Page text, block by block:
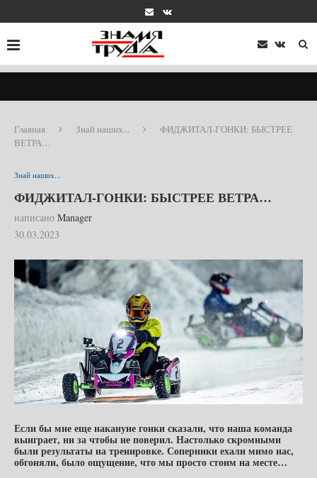
Главная Знай наших...
ФИДЖИТАЛ-ГОНКИ: БЫСТРЕЕ
ВЕТРА…
Знай наших...
ФИДЖИТАЛ-ГОНКИ: БЫСТРЕЕ ВЕТРА…
написано Manager
30.03.2023
Если бы мне еще накануне гонки сказали, что наша команда
выиграет, ни за чтобы не поверил. Настолько скромными
были результаты на тренировке. Соперники ехали мимо нас,
обгоняли, было ощущение, что мы просто стоим на месте…